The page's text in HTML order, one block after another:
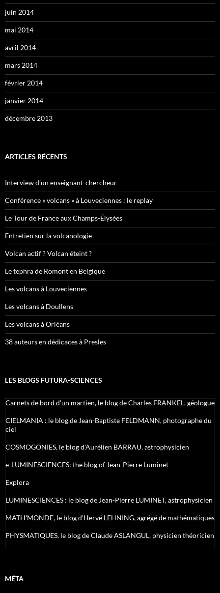
juin 2014
mai 2014
avril 2014
mars 2014
février 2014
janvier 2014
décembre 2013
ARTICLES RÉCENTS
Interview d’un enseignant-chercheur
Conférence « volcans » à Louveciennes : le replay
Le Tour de France aux Champs-Élysées
Entretien sur la volcanologie
Volcan actif ? Volcan éteint ?
Le tephra de Romont en Belgique
Les volcans à Louveciennes
Les volcans à Doullens
Les volcans à Orléans
38 auteurs en dédicaces à Presles
LES BLOGS FUTURA-SCIENCES
Carnets de bord d’un martien, le blog de Charles FRANKEL, géologue
CIELMANIA : le blog de Jean-Baptiste FELDMANN, photographe du
ciel
COSMOGONIES, le blog d'Aurélien BARRAU, astrophysicien
e-LUMINESCIENCES: the blog of Jean-Pierre Luminet
Explora
LUMINESCIENCES : le blog de Jean-Pierre LUMINET, astrophysicien
MATH'MONDE, le blog d'Hervé LEHNING, agrégé de mathématiques
PHYSMATIQUES, le blog de Claude ASLANGUL, physicien théoricien
MÉTA